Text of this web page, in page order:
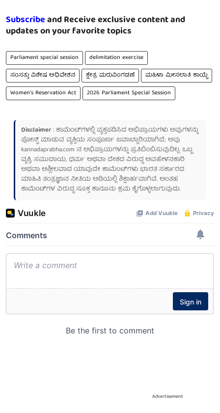
Subscribeand Receive exclusive content and
updates on your favorite topics
Parliament special session
delimitation exercise
ಸಂಸತ್ತು ವಿಶೇಷ ಅಧಿವೇಶನ
ಕ್ಷೇತ್ರ ಮರುವಿಂಗಡಣೆ
ಮಹಿಳಾ ಮೀಸಲಾತಿ ಕಾಯ್ದೆ
Women's Reservation Act
2026 Parliament Special Session
Disclaimer: ಕಾಮೆಂಟ್‌ಗಳಲ್ಲಿ ವ್ಯಕ್ತಪಡಿಸಿದ ಅಭಿಪ್ರಾಯಗಳು ಅವುಗಳನ್ನು
ಪೋಸ್ಟ್ ಮಾಡುವ ವ್ಯಕ್ತಿಯ ಸಂಪೂರ್ಣ ಜವಾಬ್ದಾರಿಯಾಗಿದೆ; ಅವು
kannadaprabha.com ನ ಅಭಿಪ್ರಾಯಗಳನ್ನು ಪ್ರತಿಬಿಂಬಿಸುವುದಿಲ್ಲ. ಒಬ್ಬ
ವ್ಯಕ್ತಿ, ಸಮುದಾಯ, ಧರ್ಮ ಅಥವಾ ದೇಶದ ವಿರುದ್ಧ ಅವಹೇಳನಕಾರಿ
ಅಥವಾ ಅಶ್ಲೀಲವಾದ ಯಾವುದೇ ಕಾಮೆಂಟ್‌ಗಳು ಭಾರತ ಸರ್ಕಾರದ
ಮಾಹಿತಿ ತಂತ್ರಜ್ಞಾನ ನೀತಿಯ ಅಡಿಯಲ್ಲಿ ಶಿಕ್ಷಾರ್ಹವಾಗಿವೆ. ಅಂತಹ
ಕಾಮೆಂಟ್‌ಗಳ ವಿರುದ್ಧ ಸೂಕ್ತ ಕಾನೂನು ಕ್ರಮ ಕೈಗೊಳ್ಳಲಾಗುವುದು.
Advertisement